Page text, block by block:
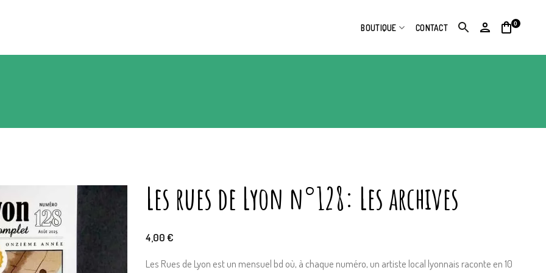
BOUTIQUE CONTACT 0
Les rues de Lyon n°128: Les archives
4,00€
Les Rues de Lyon est un mensuel bd où, à chaque numéro, un artiste local lyonnais raconte en 10